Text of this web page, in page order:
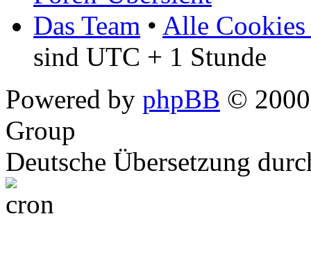
Das Team • Alle Cookies
sind UTC + 1 Stunde
Powered by phpBB ©
Group
Deutsche Übersetzung